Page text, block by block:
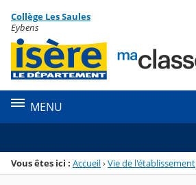
Menu de la rubrique
Contenu
Collège Les Saules
Eybens
MENU
Vous êtes ici : Accueil›Vie de l'établissement